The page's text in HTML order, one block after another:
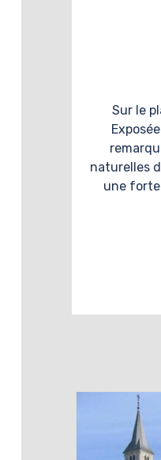
Sur le
naturelles
une forte